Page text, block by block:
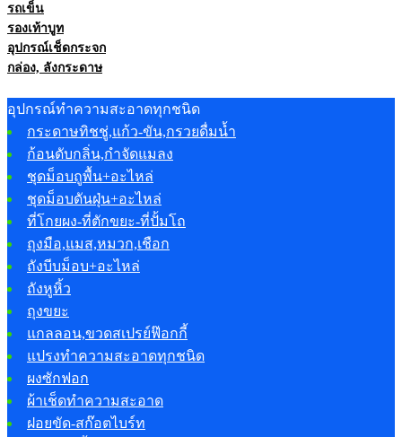
รถเข็น
รองเท้าบูท
อุปกรณ์เช็ดกระจก
กล่อง, ลังกระดาษ
อุปกรณ์ทำความสะอาดทุกชนิด
กระดาษทิชชู่,แก้ว-ขัน,กรวยดื่มน้ำ
ก้อนดับกลิ่น,กำจัดแมลง
ชุดม็อบถูพื้น+อะไหล่
ชุดม็อบดันฝุ่น+อะไหล่
ที่โกยผง-ที่ตักขยะ-ที่ปั้มโถ
ถุงมือ,แมส,หมวก,เชือก
ถังบีบม็อบ+อะไหล่
ถังหูหิ้ว
ถุงขยะ
แกลลอน,ขวดสเปรย์ฟ๊อกกี้
แปรงทำความสะอาดทุกชนิด
ผงซักฟอก
ผ้าเช็ดทำความสะอาด
ฝอยขัด-สก๊อตไบร์ท